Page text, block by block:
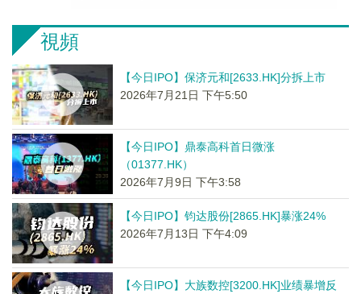
視頻
【今日IPO】保济元和[2633.HK]分拆上市
2026年7月21日 下午5:50
【今日IPO】鼎泰高科首日微涨
（01377.HK）
2026年7月9日 下午3:58
【今日IPO】钧达股份[2865.HK]暴涨24%
2026年7月13日 下午4:09
【今日IPO】大族数控[3200.HK]业绩暴增反